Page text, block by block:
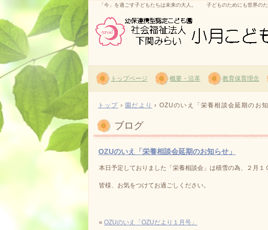
「今」を過ごす子どもたちは未来の大人。 子どものためにも世界のた
トップページ 概要・沿革 教育保育理念
トップ › 園だより › OZUのいえ「栄養相談会延期のお知
ブログ
OZUのいえ「栄養相談会延期のお知らせ」
本日予定しておりました「栄養相談会」は積雪の為、２月１
皆様、お気をつけてお過ごしください。
«OZUのいえ「OZUだより１月号」